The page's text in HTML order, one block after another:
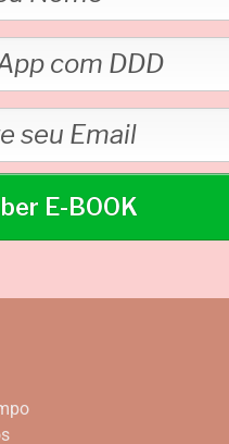
E-BOOK